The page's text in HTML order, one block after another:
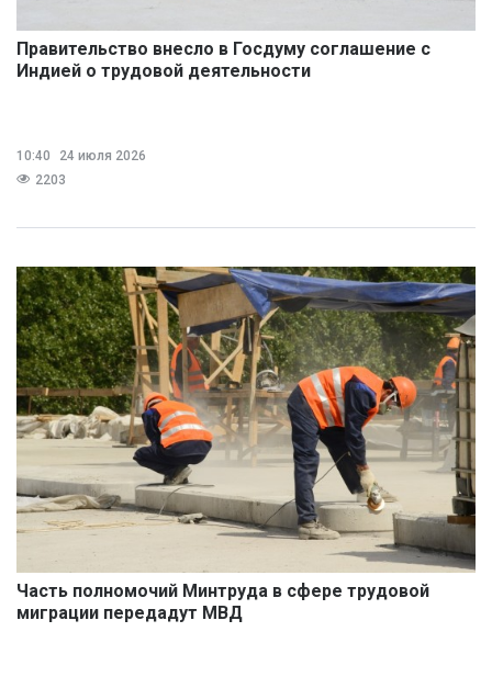
Правительство внесло в Госдуму соглашение с
Индией о трудовой деятельности
10:40
24 июля 2026
2203
Часть полномочий Минтруда в сфере трудовой
миграции передадут МВД